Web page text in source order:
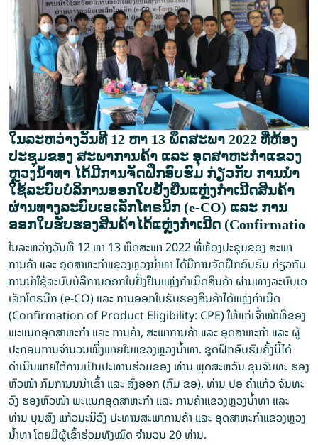
ໃນລະຫວ່າງວັນທີ 12 ຫາ 13 ພຶດສະພາ 2022 ທີ່ຫ້ອງ
ປະຊຸມຂອງ ສະພາການຄ້າ ແລະ ອຸດສາຫະກຳແຂວງ
ຫຼວງນ້ຳທາ ໄດ້ມີການຈັດຝຶກອົບຮົມ ກ່ຽວກັບ ການນຳ
ໃຊ້ລະບົບບໍລິການອອກໃບຢັ້ງຢືນແຫຼ່ງກໍາເນີດສິນຄ້າ
ຜ່ານທາງລະບົບເອເລັກໂຕຣນິກ (e-CO) ແລະ ການ
ອອກໃບຮັບຮອງສິນຄ້າໄດ້ແຫຼ່ງກໍາເນີດ (Confirmatio
ໃນລະຫວ່າງວັນທີ 12 ຫາ 13 ພຶດສະພາ 2022 ທີ່ຫ້ອງປະຊຸມຂອງ ສະພາ
ການຄ້າ ແລະ ອຸດສາຫະກຳແຂວງຫຼວງນ້ຳທາ ໄດ້ມີການຈັດຝຶກອົບຮົມ ກ່ຽວກັບ
ການນຳໃຊ້ລະບົບບໍລິການອອກໃບຢັ້ງຢືນແຫຼ່ງກໍາເນີດສິນຄ້າ ຜ່ານທາງລະບົບເອ
ເລັກໂຕຣນິກ (e-CO) ແລະ ການອອກໃບຮັບຮອງສິນຄ້າໄດ້ແຫຼ່ງກໍາເນີດ
(Confirmation of Product Eligibility: CPE) ໃຫ້ແກ່ເຈົ້າໜ້າທີ່ຂອງ
ພະແນກອຸດສາຫະກຳ ແລະ ການຄ້າ, ສະພາການຄ້າ ແລະ ອຸດສາຫະກຳ ແລະ ຜູ້
ປະກອບການຈຳນວນໜຶ່ງພາຍໃນແຂວງຫຼວງນ້ຳທາ. ຊຸດຝຶກອົບຮົມຄັ້ງນີ້ໄດ້
ດຳເນີນພາຍໃຕ້ການເປັນປະທານຮ່ວມຂອງ ທ່ານ ພຸດສະຫວັນ ຂຸນຈັນທະ ຮອງ
ຫົວໜ້າ ກົມການນນຳເຂົ້າ ແລະ ສົ່ງອອກ (ກົມ ຂອ), ທ່ານ ປອ ຄຳແກ້ວ ຈັນທະ
ວົງ ຮອງຫົວໜ້າ ພະແນກອຸດສາຫະກຳ ແລະ ການຄ້າແຂວງຫຼວງນໍ້າທາ ແລະ
ທ່ານ ບຸນສົງ ແກ້ວມະນີວົງ ປະທານສະພາການຄ້າ ແລະ ອຸດສາຫະກຳແຂວງຫຼວງ
ນ້ຳທາ ໂດຍມີຜູ້ເຂົ້າຮ່ວມທັງໝົດ ຈຳນວນ 20 ທ່ານ.